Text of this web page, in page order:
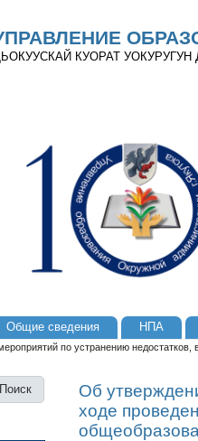
КУОРАТ
Общие сведения НПА
по устранению недостатков,
Об
ходе